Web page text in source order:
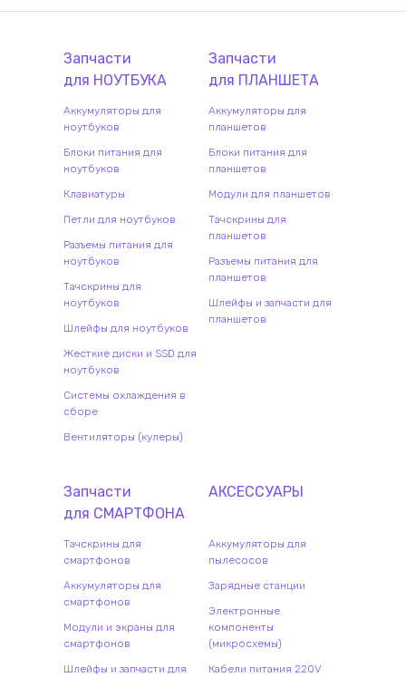
Запчасти
для НОУТБУКА
Аккумуляторы для
ноутбуков
Блоки питания для
ноутбуков
Клавиатуры
Петли для ноутбуков
Разъемы питания для
ноутбуков
Тачскрины для
ноутбуков
Шлейфы для ноутбуков
Жесткие диски и SSD для
ноутбуков
Системы охлаждения в
сборе
Вентиляторы (кулеры)
Запчасти
для ПЛАНШЕТА
Аккумуляторы для
планшетов
Блоки питания для
планшетов
Модули для планшетов
Тачскрины для
планшетов
Разъемы питания для
планшетов
Шлейфы и запчасти для
планшетов
Запчасти
для СМАРТФОНА
Тачскрины для
смартфонов
Аккумуляторы для
смартфонов
Модули и экраны для
смартфонов
Шлейфы и запчасти для
АКСЕССУАРЫ
Аккумуляторы для
пылесосов
Зарядные станции
Электронные
компоненты
(микросхемы)
Кабели питания 220V